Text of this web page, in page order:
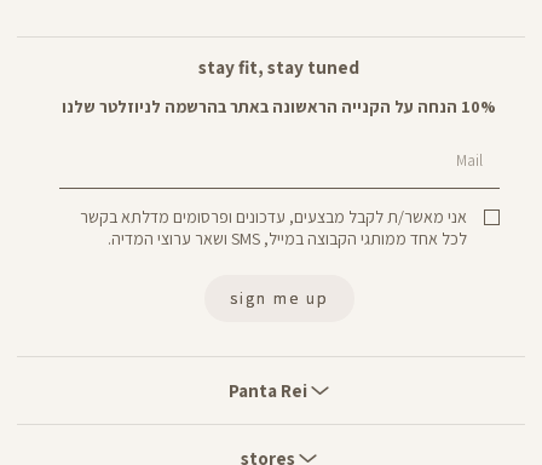
Rei
Panta Rei
stores
stay fit, stay tuned
10% הנחה על הקנייה הראשונה באתר בהרשמה לניוזלטר שלנו
Mail
אני מאשר/ת לקבל מבצעים, עדכונים ופרסומים מדלתא בקשר
לכל אחד ממותגי הקבוצה במייל, SMS ושאר ערוצי המדיה.
sign me up